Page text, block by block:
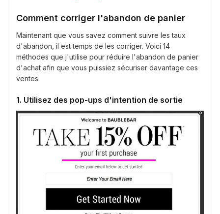
Comment corriger l'abandon de panier
Maintenant que vous savez comment suivre les taux
d'abandon, il est temps de les corriger. Voici 14
méthodes que j'utilise pour réduire l'abandon de panier
d'achat afin que vous puissiez sécuriser davantage ces
ventes.
1. Utilisez des pop-ups d'intention de sortie